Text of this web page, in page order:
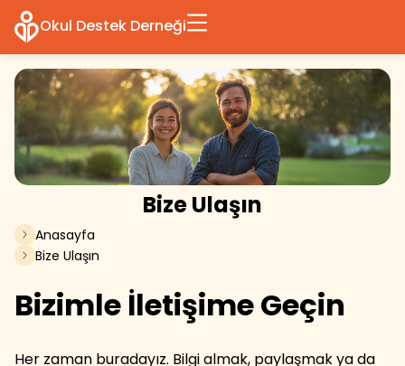
Okul Destek Derneği
Bize Ulaşın
Anasayfa
Bize Ulaşın
Bizimle İletişime Geçin
Her zaman buradayız. Bilgi almak, paylaşmak ya da